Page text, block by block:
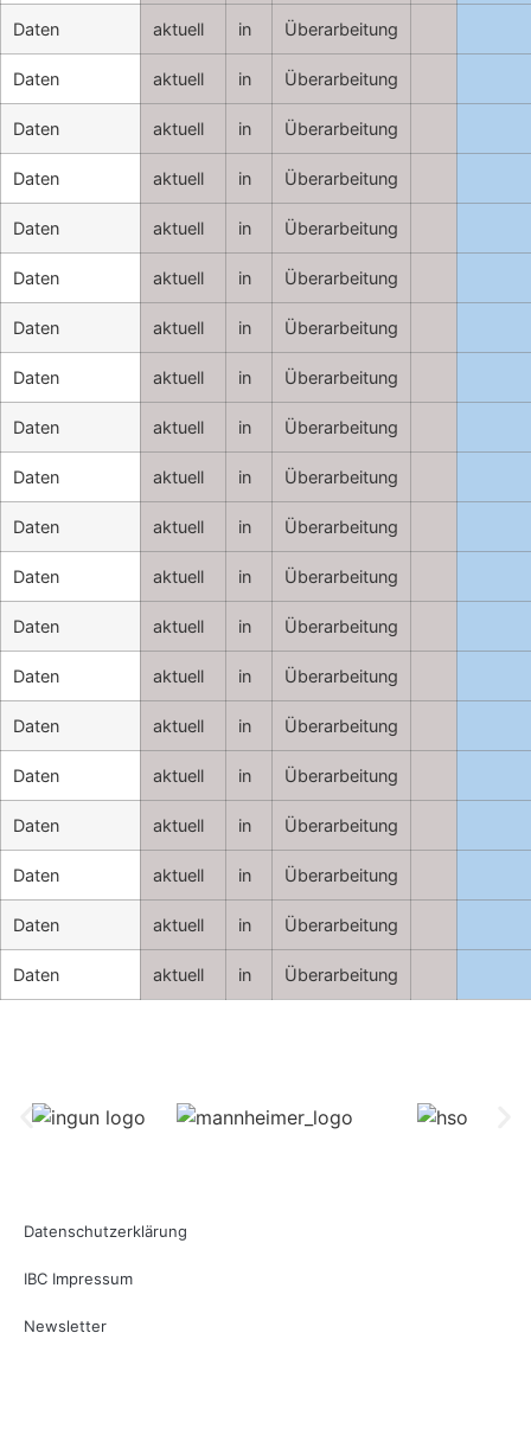
Daten aktuell in Überarbeitung
Daten aktuell in Überarbeitung
Daten aktuell in Überarbeitung
Daten aktuell in Überarbeitung
Daten aktuell in Überarbeitung
Daten aktuell in Überarbeitung
Daten aktuell in Überarbeitung
Daten aktuell in Überarbeitung
Daten aktuell in Überarbeitung
Daten aktuell in Überarbeitung
Daten aktuell in Überarbeitung
Daten aktuell in Überarbeitung
Daten aktuell in Überarbeitung
Daten aktuell in Überarbeitung
Daten aktuell in Überarbeitung
Daten aktuell in Überarbeitung
Daten aktuell in Überarbeitung
Daten aktuell in Überarbeitung
Daten aktuell in Überarbeitung
Daten aktuell in Überarbeitung
Datenschutzerklärung
IBC Impressum
Newsletter